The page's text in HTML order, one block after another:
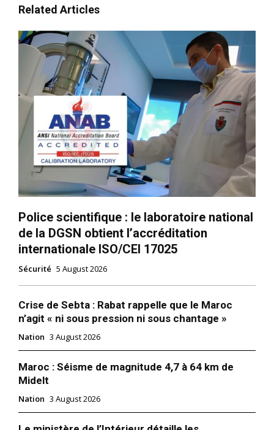
Related Articles
Police scientifique : le laboratoire national
de la DGSN obtient l’accréditation
internationale ISO/CEI 17025
Sécurité 5 August 2026
Crise de Sebta : Rabat rappelle que le Maroc
n’agit « ni sous pression ni sous chantage »
Nation 3 August 2026
Maroc : Séisme de magnitude 4,7 à 64 km de
Midelt
Nation 3 August 2026